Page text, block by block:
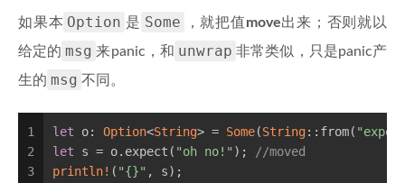
如果本 Option 是 Some ，就把值move出来；否则就以
给定的 msg 来panic，和 unwrap 非常类似，只是panic产
生的 msg 不同。
1
2
3
let o: Option<String> = Some(String::from(
let s = o.expect( "oh no!" );
//moved
println! ( "{}" , s);